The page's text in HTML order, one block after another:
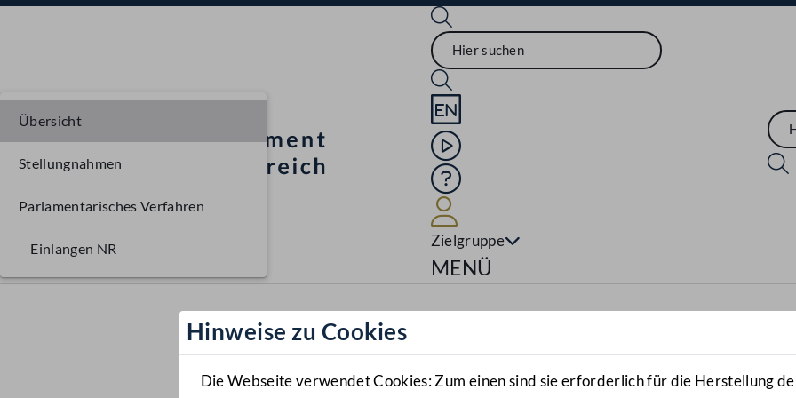
Sprache English
Mediathek
Hilfe
Zielgruppe
Navigationsmenü öffnen
MENÜ
Hinweise zu Cookies
Die Webseite verwendet Cookies: Zum einen sind sie erforderlich für die Herstellung
Übersicht
Stellungnahmen
Parlamentarisches Verfahren
Einlangen NR